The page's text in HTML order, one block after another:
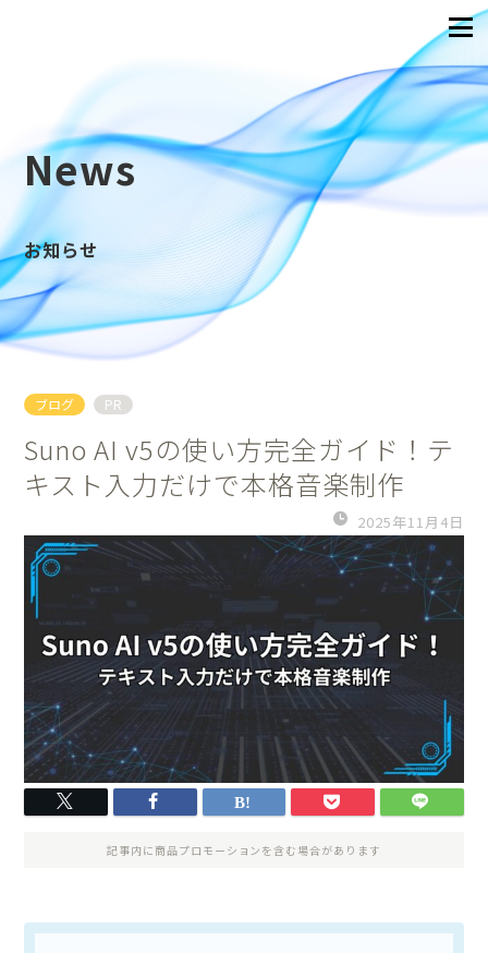
News
お知らせ
ブログ PR
Suno AI v5の使い方完全ガイド！テ
キスト入力だけで本格音楽制作
2025年11月4日
記事内に商品プロモーションを含む場合があります